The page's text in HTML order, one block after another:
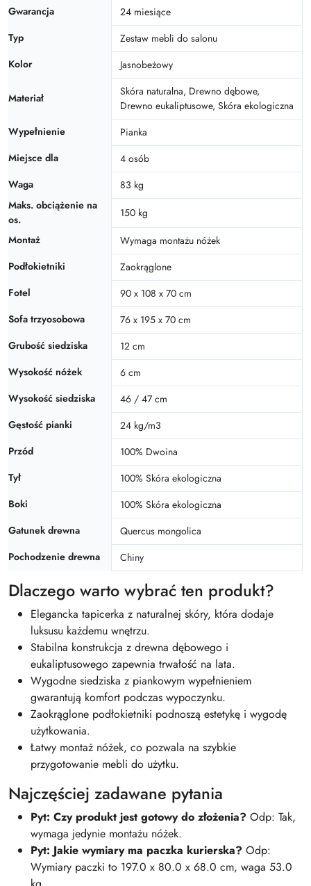
Gwarancja
24 miesiące
Typ
Zestaw mebli do salonu
Kolor
Jasnobeżowy
Materiał
Skóra naturalna, Drewno dębowe,
Drewno eukaliptusowe, Skóra ekologiczna
Wypełnienie
Pianka
Miejsce dla
4 osób
Waga
83 kg
Maks. obciążenie na
os.
150 kg
Montaż
Wymaga montażu nóżek
Podłokietniki
Zaokrąglone
Fotel
90 x 108 x 70 cm
Sofa trzyosobowa
76 x 195 x 70 cm
Grubość siedziska
12 cm
Wysokość nóżek
6 cm
Wysokość siedziska
46 / 47 cm
Gęstość pianki
24 kg/m3
Przód
100% Dwoina
Tył
100% Skóra ekologiczna
Boki
100% Skóra ekologiczna
Gatunek drewna
Quercus mongolica
Pochodzenie drewna
Chiny
Dlaczego warto wybrać ten produkt?
Elegancka tapicerka z naturalnej skóry, która dodaje
luksusu każdemu wnętrzu.
Stabilna konstrukcja z drewna dębowego i
eukaliptusowego zapewnia trwałość na lata.
Wygodne siedziska z piankowym wypełnieniem
gwarantują komfort podczas wypoczynku.
Zaokrąglone podłokietniki podnoszą estetykę i wygodę
użytkowania.
Łatwy montaż nóżek, co pozwala na szybkie
przygotowanie mebli do użytku.
Najczęściej zadawane pytania
Pyt: Czy produkt jest gotowy do złożenia? Odp: Tak,
wymaga jedynie montażu nóżek.
Pyt: Jakie wymiary ma paczka kurierska? Odp:
Wymiary paczki to 197.0 x 80.0 x 68.0 cm, waga 53.0